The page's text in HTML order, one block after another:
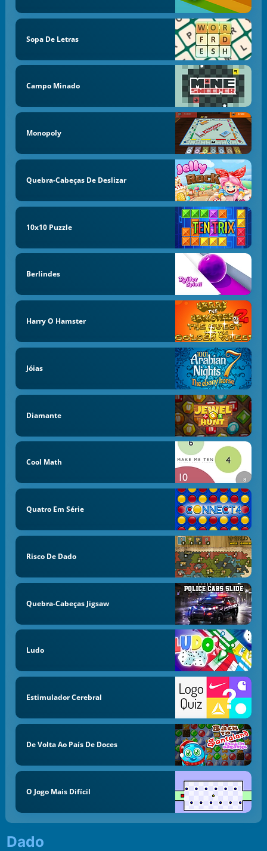
Sopa De Letras
Campo Minado
Monopoly
Quebra-Cabeças De Deslizar
10x10 Puzzle
Berlindes
Harry O Hamster
Jóias
Diamante
Cool Math
Quatro Em Série
Risco De Dado
Quebra-Cabeças Jigsaw
Ludo
Estimulador Cerebral
De Volta Ao País De Doces
O Jogo Mais Difícil
Dado